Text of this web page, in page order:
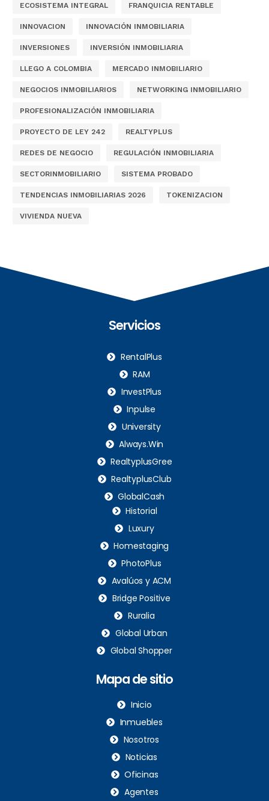
ECOSISTEMA INTEGRAL FRANQUICIA RENTABLE
INNOVACION INNOVACIÓN INMOBILIARIA
INVERSIONES INVERSIÓN INMOBILIARIA
LLEGO A COLOMBIA MERCADO INMOBILIARIO
NEGOCIOS INMOBILIARIOS NETWORKING INMOBILIARIO
PROFESIONALIZACIÓN INMOBILIARIA
PROYECTO DE LEY 242 REALTYPLUS
REDES DE NEGOCIO REGULACIÓN INMOBILIARIA
SECTORINMOBILIARIO SISTEMA PROBADO
TENDENCIAS INMOBILIARIAS 2026 TOKENIZACION
VIVIENDA NUEVA
Servicios
RentalPlus
RAM
InvestPlus
Inpulse
University
Always.Win
RealtyplusGree
RealtyplusClub
GlobalCash
Historial
Luxury
Homestaging
PhotoPlus
Avalúos y ACM
Bridge Positive
Ruralia
Global Urban
Global Shopper
Mapa de sitio
Inicio
Inmuebles
Nosotros
Noticias
Oficinas
Agentes